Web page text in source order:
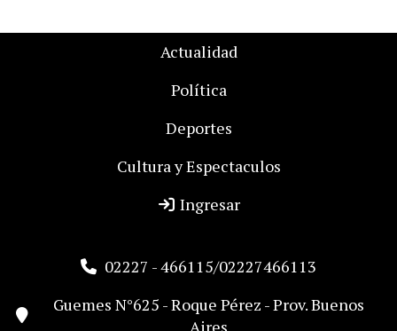
Actualidad
Política
Deportes
Cultura y Espectaculos
Ingresar
02227 - 466115/02227466113
Guemes N°625 - Roque Pérez - Prov. Buenos
Aires